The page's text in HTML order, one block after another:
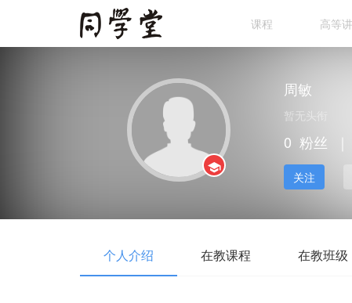
课程 高等
周敏
暂无头衔
0 粉丝
关注
个人介绍 在教课程 在教班级